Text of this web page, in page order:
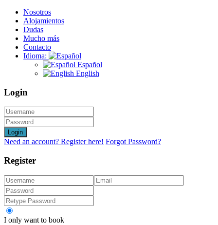
Nosotros
Alojamientos
Dudas
Mucho más
Contacto
Idioma:
Español
English
Login
Login
Need an account? Register here! Forgot Password?
Register
I only want to book